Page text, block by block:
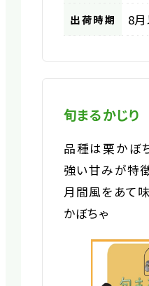
出荷時期 8
旬まるかじ
品種は栗かぼ
強い甘みが特
月間風をあて
かぼちゃ